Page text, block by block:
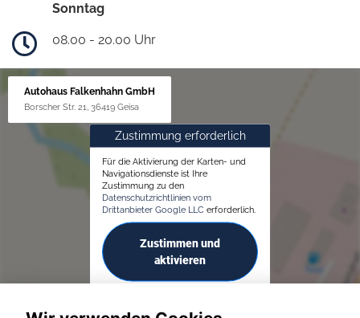
Sonntag
08.00 - 20.00 Uhr
Autohaus Falkenhahn GmbH
Borscher Str. 21, 36419 Geisa
Zustimmung erforderlich
Für die Aktivierung der Karten- und
Navigationsdienste ist Ihre
Zustimmung zu den
Datenschutzrichtlinien vom
Drittanbieter Google LLC erforderlich.
Zustimmen und
aktivieren